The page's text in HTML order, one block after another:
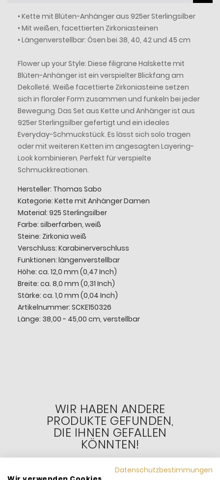
• Kette mit Blüten-Anhänger aus 925er Sterlingsilber
• Mit weißen, facettierten Zirkoniasteinen
• Längenverstellbar: Ösen bei 38, 40, 42 und 45 cm
Flower up your Style: Diese filigrane Halskette mit
Blüten-Anhänger ist ein verspielter Blickfang am
Dekolleté. Weiße facettierte Zirkoniasteine setzen
sich in floraler Form zusammen und funkeln bei jeder
Bewegung. Das Set aus Kette und Anhänger ist aus
925er Sterlingsilber gefertigt und ein ideales
Everyday-Schmuckstück. Es lässt sich solo tragen
oder mit weiteren Ketten im angesagten Layering-
Look kombinieren. Perfekt für verspielte
Schmuckkreationen.
Hersteller: Thomas Sabo
Kategorie: Kette mit Anhänger Damen
Material: 925 Sterlingsilber
Farbe: silberfarben, weiß
Steine: Zirkonia weiß
Verschluss: Karabinerverschluss
Funktionen: längenverstellbar
Höhe: ca. 12,0 mm (0,47 Inch)
Breite: ca. 8,0 mm (0,31 Inch)
Stärke: ca. 1,0 mm (0,04 Inch)
Artikelnummer: SCKE150326
Länge: 38,00 - 45,00 cm, verstellbar
WIR HABEN ANDERE
PRODUKTE GEFUNDEN,
DIE IHNEN GEFALLEN
KÖNNTEN!
Datenschutzbestimmungen